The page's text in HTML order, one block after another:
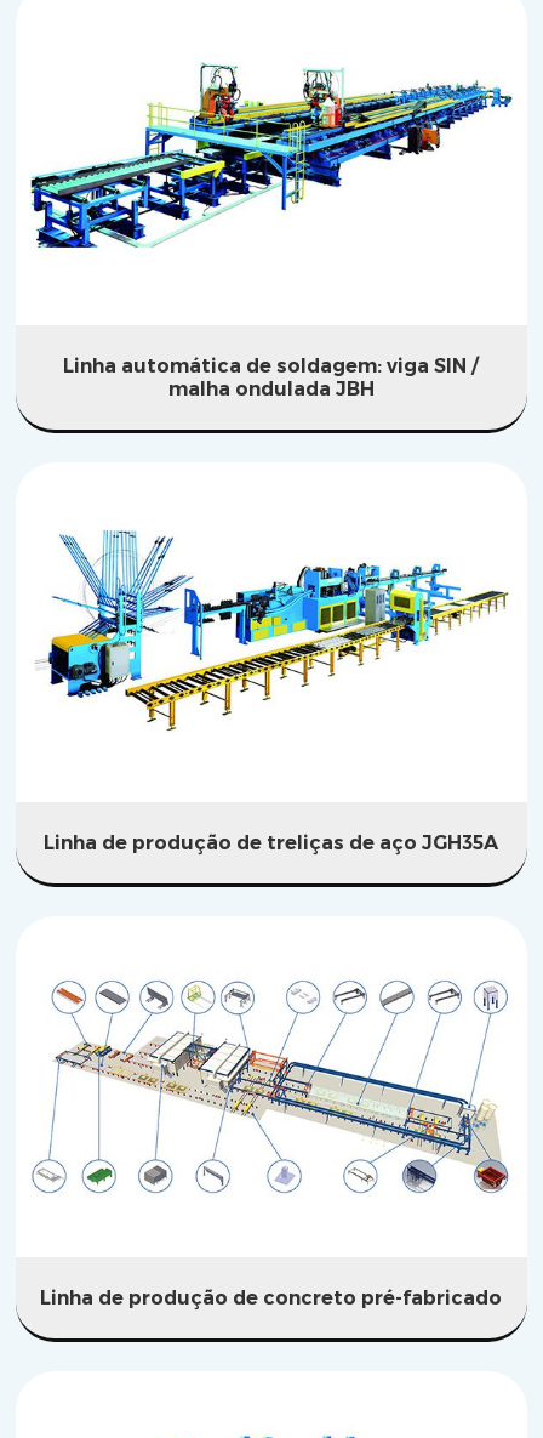
Linha automática de soldagem: viga SIN /
malha ondulada JBH
Linha de produção de treliças de aço JGH35A
Linha de produção de concreto pré-fabricado